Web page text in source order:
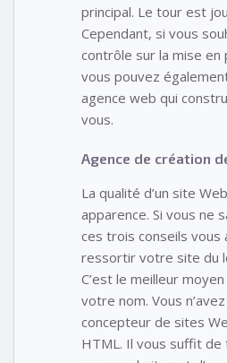
principal. Le tour est
Cependant, si vous
contrôle sur la mise
vous pouvez
agence web qui
vous.
Agence de création
La qualité d’un site
apparence. Si vous ne
ces trois conseils vous
ressortir votre site du
C’est le meilleur
votre nom. Vous
concepteur de sites
HTML. Il vous suffit